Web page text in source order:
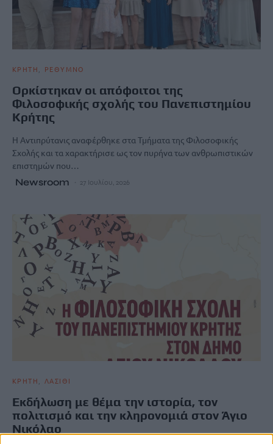
ΚΡΗΤΗ ΡΕΘΥΜΝΟ
Ορκίστηκαν οι απόφοιτοι της
Φιλοσοφικής σχολής του Πανεπιστημίου
Κρήτης
Η Αντιπρύτανις αναφέρθηκε στα Τμήματα της Φιλοσοφικής
Σχολής και τα χαρακτήρισε ως τον πυρήνα των ανθρωπιστικών
επιστημών που…
Newsroom 27 Ιουλίου, 2026
ΚΡΗΤΗ ΛΑΣΙΘΙ
Εκδήλωση με θέμα την ιστορία, τον
πολιτισμό και την κληρονομιά στον Άγιο
Νικόλαο